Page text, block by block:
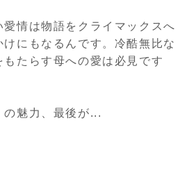
愛情は物語をクライマックスへ
けにもなるんです。冷酷無比な
たらす母への愛は必見です
の魅力、最後が...